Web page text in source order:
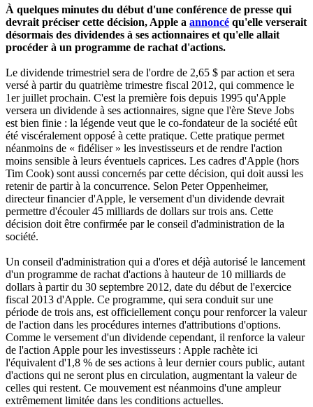
À quelques minutes du début d'une conférence de presse qui
devrait préciser cette décision, Apple a annoncé qu'elle verserait
désormais des dividendes à ses actionnaires et qu'elle allait
procéder à un programme de rachat d'actions.
Le dividende trimestriel sera de l'ordre de 2,65 $ par action et sera
versé à partir du quatrième trimestre fiscal 2012, qui commence le
1er juillet prochain. C'est la première fois depuis 1995 qu'Apple
versera un dividende à ses actionnaires, signe que l'ère Steve Jobs
est bien finie : la légende veut que le co-fondateur de la société eût
été viscéralement opposé à cette pratique. Cette pratique permet
néanmoins de « fidéliser » les investisseurs et de rendre l'action
moins sensible à leurs éventuels caprices. Les cadres d'Apple (hors
Tim Cook) sont aussi concernés par cette décision, qui doit aussi les
retenir de partir à la concurrence. Selon Peter Oppenheimer,
directeur financier d'Apple, le versement d'un dividende devrait
permettre d'écouler 45 milliards de dollars sur trois ans. Cette
décision doit être confirmée par le conseil d'administration de la
société.
Un conseil d'administration qui a d'ores et déjà autorisé le lancement
d'un programme de rachat d'actions à hauteur de 10 milliards de
dollars à partir du 30 septembre 2012, date du début de l'exercice
fiscal 2013 d'Apple. Ce programme, qui sera conduit sur une
période de trois ans, est officiellement conçu pour renforcer la valeur
de l'action dans les procédures internes d'attributions d'options.
Comme le versement d'un dividende cependant, il renforce la valeur
de l'action Apple pour les investisseurs : Apple rachète ici
l'équivalent d'1,8 % de ses actions à leur dernier cours public, autant
d'actions qui ne seront plus en circulation, augmentant la valeur de
celles qui restent. Ce mouvement est néanmoins d'une ampleur
extrêmement limitée dans les conditions actuelles.